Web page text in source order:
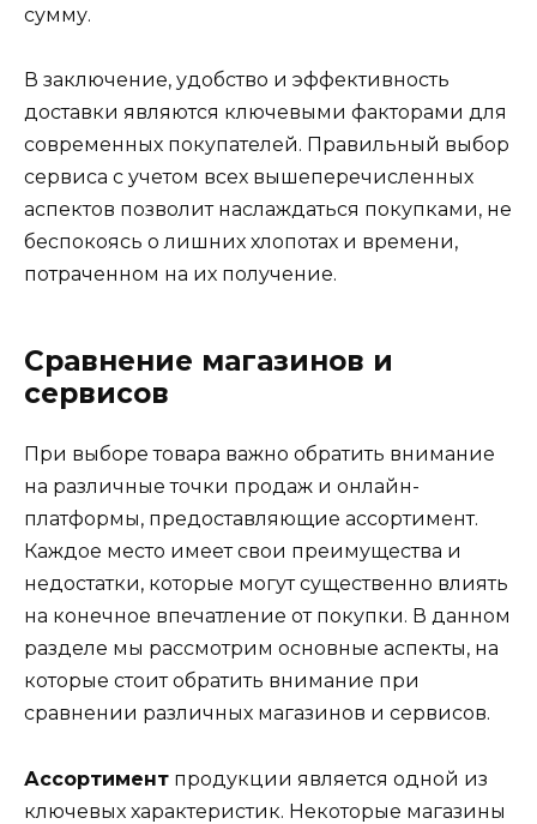
сумму.
В заключение, удобство и эффективность
доставки являются ключевыми факторами для
современных покупателей. Правильный выбор
сервиса с учетом всех вышеперечисленных
аспектов позволит наслаждаться покупками, не
беспокоясь о лишних хлопотах и времени,
потраченном на их получение.
Сравнение магазинов и
сервисов
При выборе товара важно обратить внимание
на различные точки продаж и онлайн-
платформы, предоставляющие ассортимент.
Каждое место имеет свои преимущества и
недостатки, которые могут существенно влиять
на конечное впечатление от покупки. В данном
разделе мы рассмотрим основные аспекты, на
которые стоит обратить внимание при
сравнении различных магазинов и сервисов.
Ассортимент продукции является одной из
ключевых характеристик. Некоторые магазины